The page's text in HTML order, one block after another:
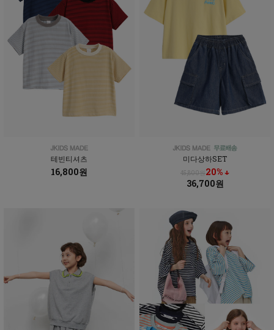
테빈티셔츠
16,800원
미다상하SET
45,800원20% ↓
36,700원